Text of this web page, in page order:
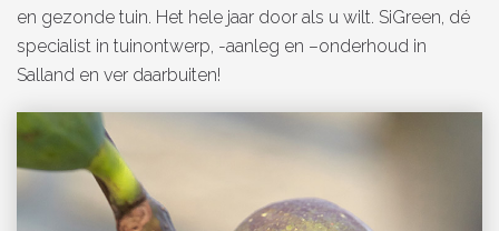
en gezonde tuin. Het hele jaar door als u wilt. SiGreen, dé
specialist in tuinontwerp, -aanleg en –onderhoud in
Salland en ver daarbuiten!